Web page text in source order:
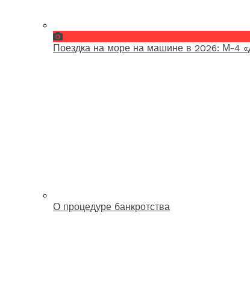
Поездка на море на машине в 2026: М-4
О процедуре банкротства